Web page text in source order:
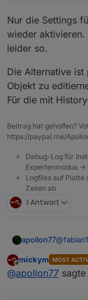
Nur die Settings
wieder
leider so.
Die Alternative
Objekt zu
Für die mit
Beitrag hat geholfen?
https://paypal.me/
Debug-Log für
Expertenmodus -
Logfiles auf
Zeilen ab
1 Antwort
apollon77@fabian1
haben
und
Daher
und so
Offline
mickym MOST
@apollon77 sagte